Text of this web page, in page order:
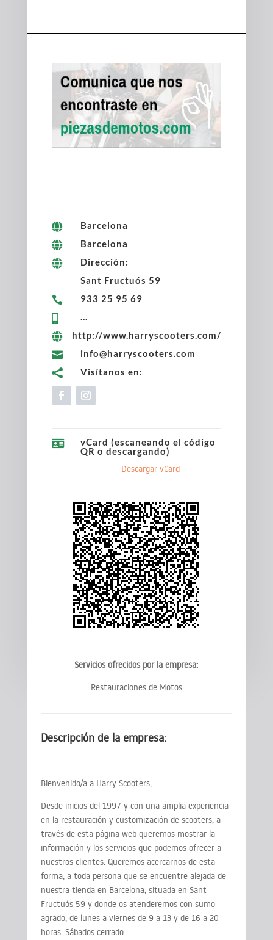

Barcelona

Barcelona

Dirección:
Sant Fructuós 59

933 25 95 69

...

http://www.harryscooters.com/

info@harryscooters.com

Visítanos en:

vCard (escaneando el código
QR o descargando)
Descargar vCard
Servicios ofrecidos por la empresa:
Restauraciones de Motos
Descripción de la empresa:
Bienvenido/a a Harry Scooters,
Desde inicios del 1997 y con una amplia experiencia
en la restauración y customización de scooters, a
través de esta página web queremos mostrar la
información y los servicios que podemos ofrecer a
nuestros clientes. Queremos acercarnos de esta
forma, a toda persona que se encuentre alejada de
nuestra tienda en Barcelona, situada en Sant
Fructuós 59 y donde os atenderemos con sumo
agrado, de lunes a viernes de 9 a 13 y de 16 a 20
horas. Sábados cerrado.